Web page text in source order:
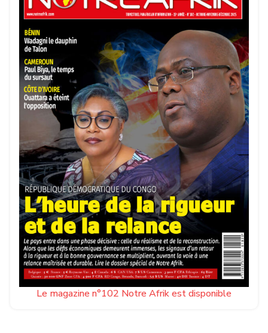
Le magazine n°102 Notre Afrik est disponible